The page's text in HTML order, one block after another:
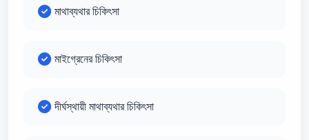
মাথাব্যথার চিকিৎসা
মাইগ্রেনের চিকিৎসা
দীর্ঘস্থায়ী মাথাব্যথার চিকিৎসা